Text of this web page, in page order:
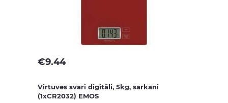
€9.44
Virtuves svari digitāli, 5kg, sarkani
(1xCR2032) EMOS